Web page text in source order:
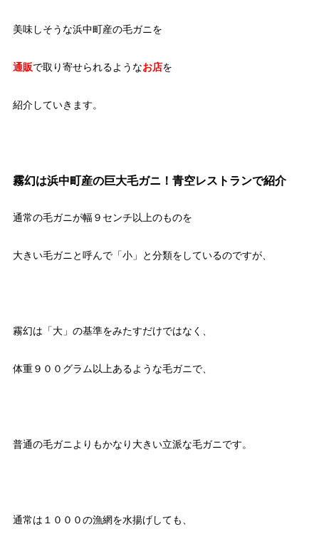
美味しそうな浜中町産の毛ガニを
通販で取り寄せられるようなお店を
紹介していきます。
霧幻は浜中町産の巨大毛ガニ！青空レストランで紹介
通常の毛ガニが幅９センチ以上のものを
大きい毛ガニと呼んで「小」と分類をしているのですが、
霧幻は「大」の基準をみたすだけではなく、
体重９００グラム以上あるような毛ガニで、
普通の毛ガニよりもかなり大きい立派な毛ガニです。
通常は１０００の漁網を水揚げしても、